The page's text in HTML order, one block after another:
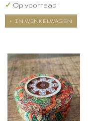
✓ Op voorraad
IN WINKELWAGEN